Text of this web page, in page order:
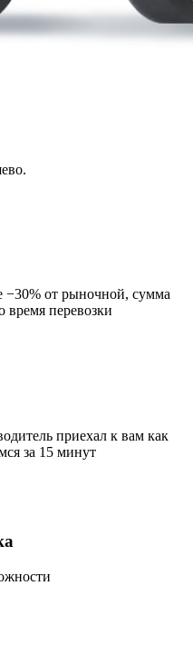
−30% от рыночной, сумма
время перевозки
приехал к вам как
за 15 минут